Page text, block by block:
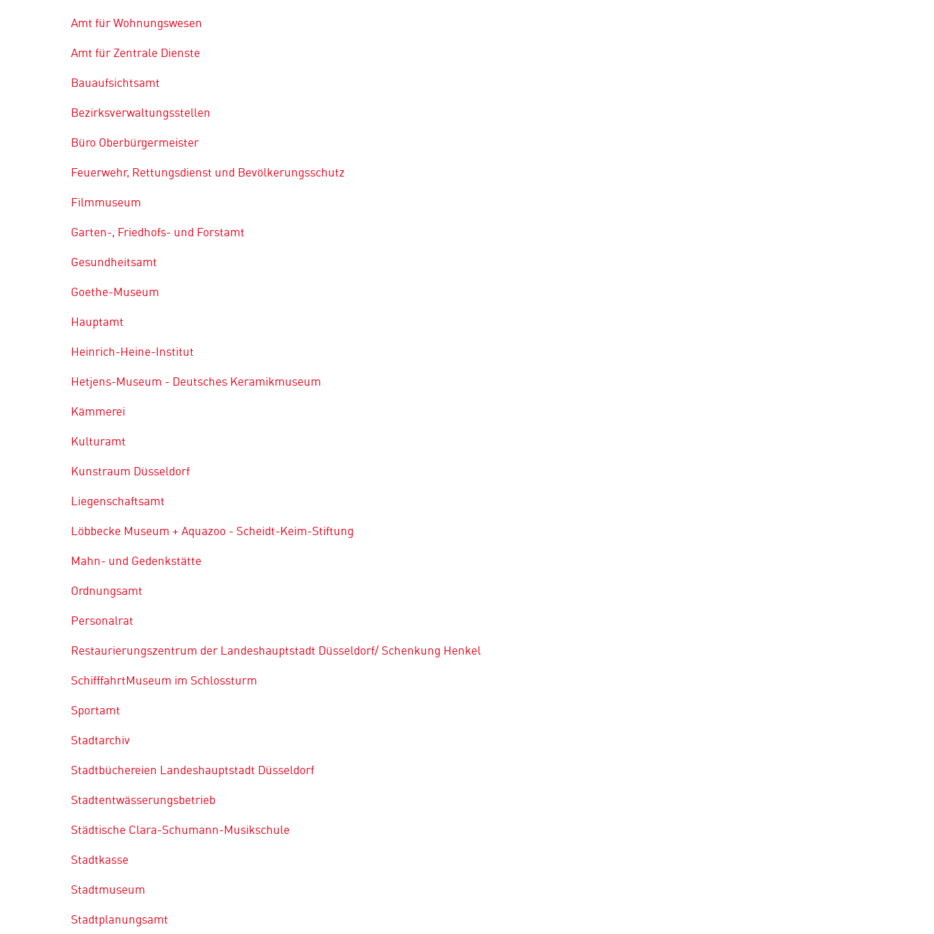
Amt für Wohnungswesen
Amt für Zentrale Dienste
Bauaufsichtsamt
Bezirksverwaltungsstellen
Büro Oberbürgermeister
Feuerwehr, Rettungsdienst und Bevölkerungsschutz
Filmmuseum
Garten-, Friedhofs- und Forstamt
Gesundheitsamt
Goethe-Museum
Hauptamt
Heinrich-Heine-Institut
Hetjens-Museum - Deutsches Keramikmuseum
Kämmerei
Kulturamt
Kunstraum Düsseldorf
Liegenschaftsamt
Löbbecke Museum + Aquazoo - Scheidt-Keim-Stiftung
Mahn- und Gedenkstätte
Ordnungsamt
Personalrat
Restaurierungszentrum der Landeshauptstadt Düsseldorf/ Schenkung Henkel
SchifffahrtMuseum im Schlossturm
Sportamt
Stadtarchiv
Stadtbüchereien Landeshauptstadt Düsseldorf
Stadtentwässerungsbetrieb
Städtische Clara-Schumann-Musikschule
Stadtkasse
Stadtmuseum
Stadtplanungsamt